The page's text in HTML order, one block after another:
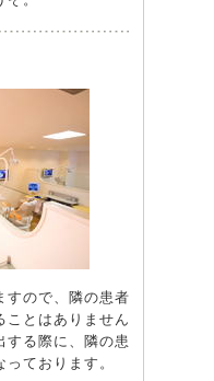
すので、隣の患者
ことはありません
する際に、隣の患
ております。